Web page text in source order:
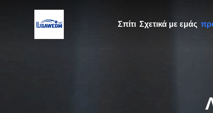
Σπίτι Σχετικά με εμάς